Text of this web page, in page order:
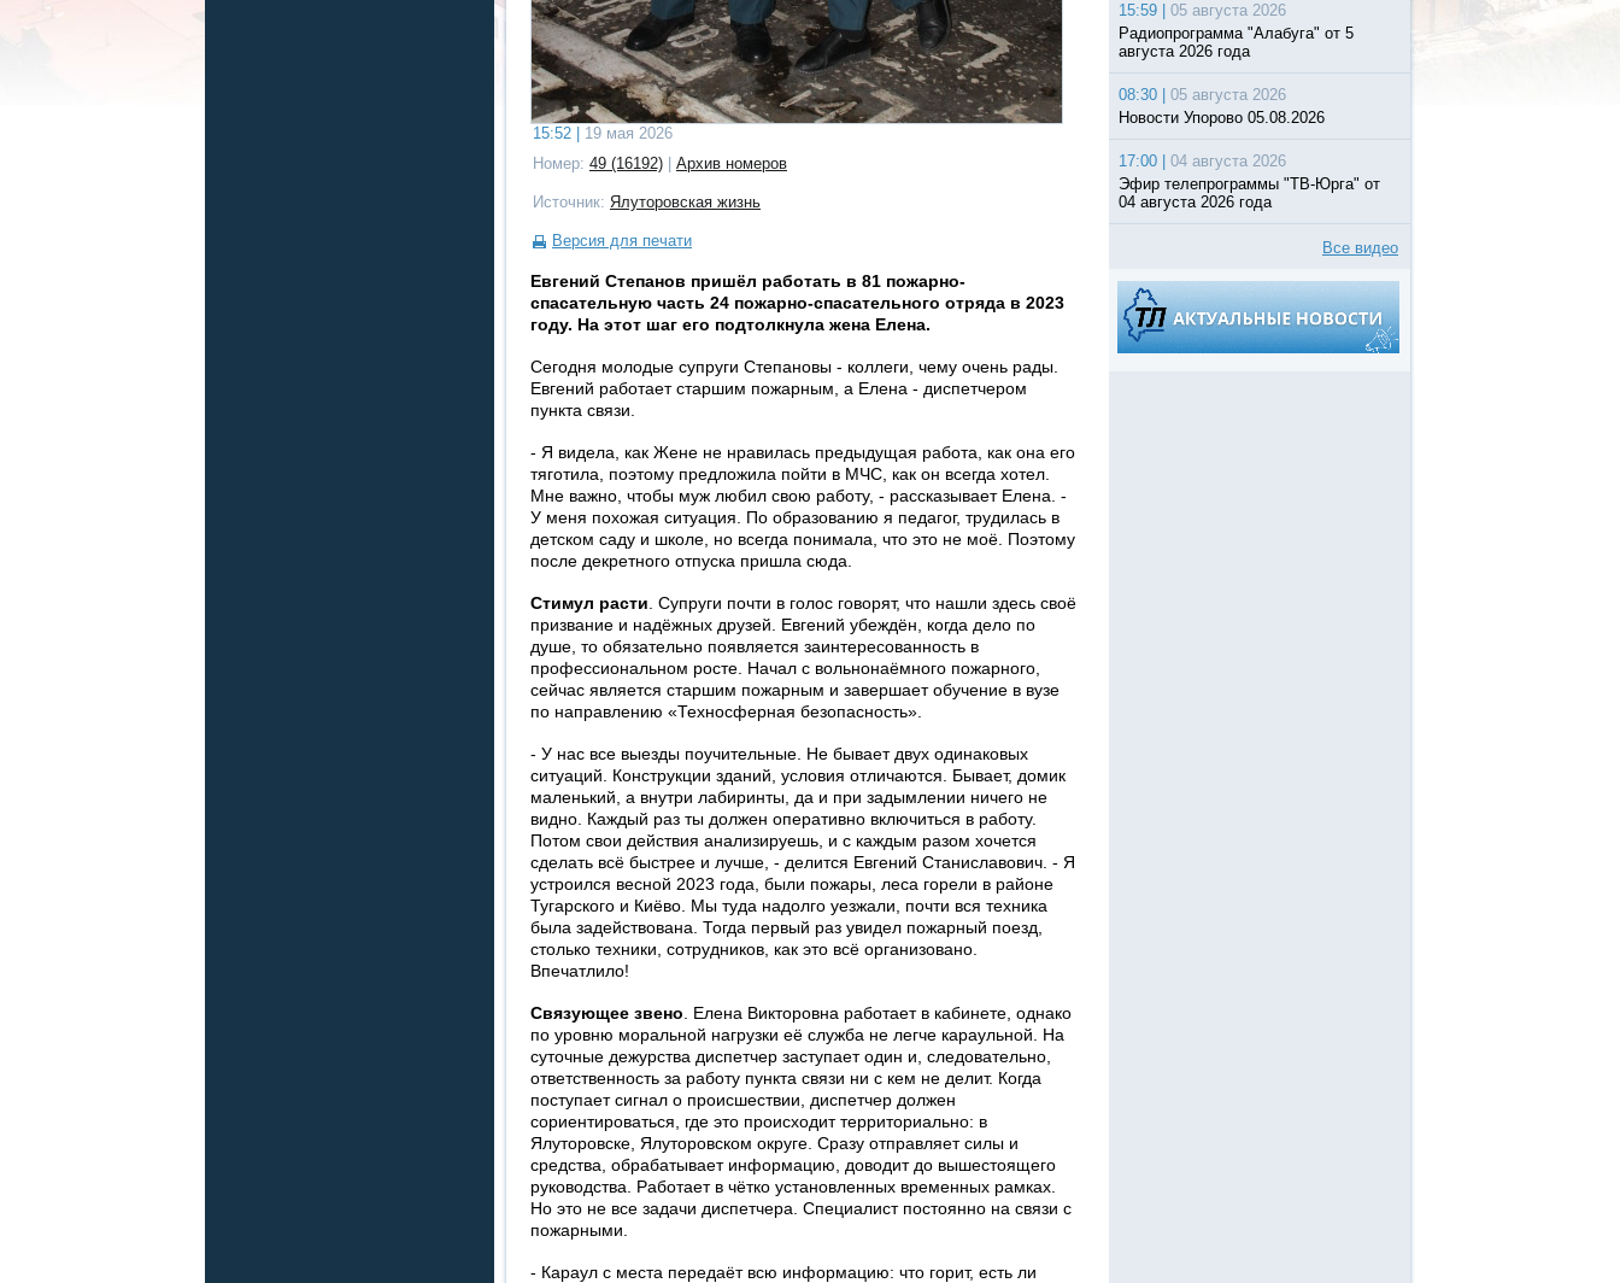
15:52 |
19 мая 2026
Номер: 49 (16192) Архив номеров
Источник: Ялуторовская жизнь
Версия для печати
Евгений Степанов пришёл работать в 81 пожарно-
спасательную часть 24 пожарно-спасательного отряда в 2023
году. На этот шаг его подтолкнула жена Елена.
Сегодня молодые супруги Степановы - коллеги, чему очень рады.
Евгений работает старшим пожарным, а Елена - диспетчером
пункта связи.
- Я видела, как Жене не нравилась предыдущая работа, как она его
тяготила, поэтому предложила пойти в МЧС, как он всегда хотел.
Мне важно, чтобы муж любил свою работу, - рассказывает Елена. -
У меня похожая ситуация. По образованию я педагог, трудилась в
детском саду и школе, но всегда понимала, что это не моё. Поэтому
после декретного отпуска пришла сюда.
Стимул расти . Супруги почти в голос говорят, что нашли здесь своё
призвание и надёжных друзей. Евгений убеждён, когда дело по
душе, то обязательно появляется заинтересованность в
профессиональном росте. Начал с вольнонаёмного пожарного,
сейчас является старшим пожарным и завершает обучение в вузе
по направлению «Техносферная безопасность».
- У нас все выезды поучительные. Не бывает двух одинаковых
ситуаций. Конструкции зданий, условия отличаются. Бывает, домик
маленький, а внутри лабиринты, да и при задымлении ничего не
видно. Каждый раз ты должен оперативно включиться в работу.
Потом свои действия анализируешь, и с каждым разом хочется
сделать всё быстрее и лучше, - делится Евгений Станиславович. - Я
устроился весной 2023 года, были пожары, леса горели в районе
Тугарского и Киёво. Мы туда надолго уезжали, почти вся техника
была задействована. Тогда первый раз увидел пожарный поезд,
столько техники, сотрудников, как это всё организовано.
Впечатлило!
Связующее звено . Елена Викторовна работает в кабинете, однако
по уровню моральной нагрузки её служба не легче караульной. На
суточные дежурства диспетчер заступает один и, следовательно,
ответственность за работу пункта связи ни с кем не делит. Когда
поступает сигнал о происшествии, диспетчер должен
сориентироваться, где это происходит территориально: в
Ялуторовске, Ялуторовском округе. Сразу отправляет силы и
средства, обрабатывает информацию, доводит до вышестоящего
руководства. Работает в чётко установленных временных рамках.
Но это не все задачи диспетчера. Специалист постоянно на связи с
пожарными.
- Караул с места передаёт всю информацию: что горит, есть ли
15:59 |
05 августа 2026
Радиопрограмма "Алабуга" от 5
августа 2026 года
08:30 |
05 августа 2026
Новости Упорово 05.08.2026
17:00 |
04 августа 2026
Эфир телепрограммы "ТВ-Юрга" от
04 августа 2026 года
Все видео